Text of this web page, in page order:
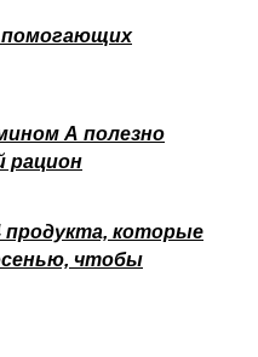
помогающих
А полезно
рацион
которые
чтобы